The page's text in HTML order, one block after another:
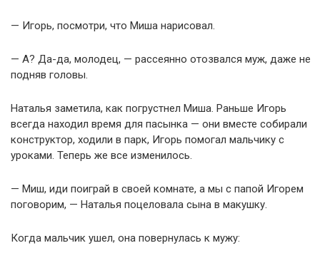
— Игорь, посмотри, что Миша нарисовал.
— А? Да-да, молодец, — рассеянно отозвался муж, даже не
подняв головы.
Наталья заметила, как погрустнел Миша. Раньше Игорь
всегда находил время для пасынка — они вместе собирали
конструктор, ходили в парк, Игорь помогал мальчику с
уроками. Теперь же все изменилось.
— Миш, иди поиграй в своей комнате, а мы с папой Игорем
поговорим, — Наталья поцеловала сына в макушку.
Когда мальчик ушел, она повернулась к мужу: